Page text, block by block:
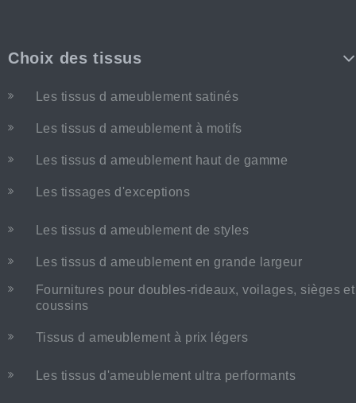
Choix des tissus
Les tissus d ameublement satinés
Les tissus d ameublement à motifs
Les tissus d ameublement haut de gamme
Les tissages d'exceptions
Les tissus d ameublement de styles
Les tissus d ameublement en grande largeur
Fournitures pour doubles-rideaux, voilages, sièges et
coussins
Tissus d ameublement à prix légers
Les tissus d'ameublement ultra performants